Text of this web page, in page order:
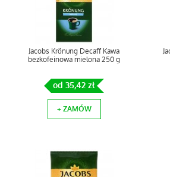
Jacobs Krönung Decaff Kawa
bezkofeinowa mielona 250 g
od 35,42 zł
+ ZAMÓW